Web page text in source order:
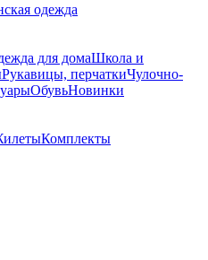
одежда
для домаШкола и
Рукавицы, перчаткиЧулочно-
ОбувьНовинки
Комплекты